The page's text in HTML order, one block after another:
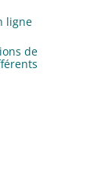
ligne
de